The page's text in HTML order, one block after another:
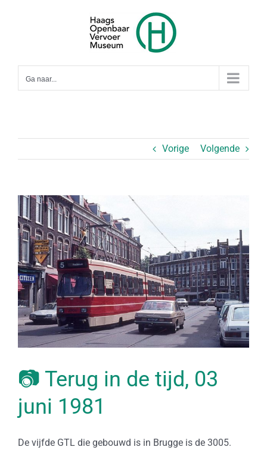
Ga naar...
Vorige Volgende
Bekijk
grotere
afbeelding
📷 Terug in de tijd, 03
juni 1981
De vijfde GTL die gebouwd is in Brugge is de 3005.